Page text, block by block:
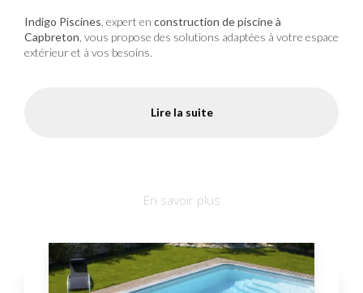
Indigo Piscines , expert en construction de piscine à
Capbreton , vous propose des solutions adaptées à votre espace
extérieur et à vos besoins.
Lire la suite
En savoir plus